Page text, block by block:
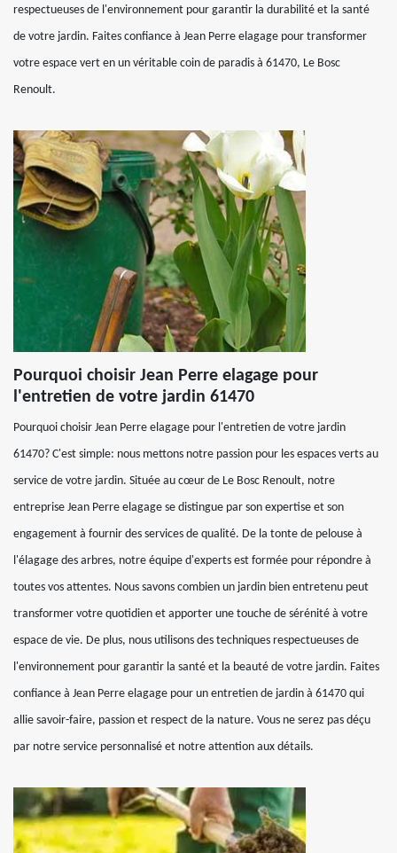
respectueuses de l'environnement pour garantir la durabilité et la santé
de votre jardin. Faites confiance à Jean Perre elagage pour transformer
votre espace vert en un véritable coin de paradis à 61470, Le Bosc
Renoult.
Pourquoi choisir Jean Perre elagage pour
l'entretien de votre jardin 61470
Pourquoi choisir Jean Perre elagage pour l'entretien de votre jardin
61470? C'est simple: nous mettons notre passion pour les espaces verts au
service de votre jardin. Située au cœur de Le Bosc Renoult, notre
entreprise Jean Perre elagage se distingue par son expertise et son
engagement à fournir des services de qualité. De la tonte de pelouse à
l'élagage des arbres, notre équipe d'experts est formée pour répondre à
toutes vos attentes. Nous savons combien un jardin bien entretenu peut
transformer votre quotidien et apporter une touche de sérénité à votre
espace de vie. De plus, nous utilisons des techniques respectueuses de
l'environnement pour garantir la santé et la beauté de votre jardin. Faites
confiance à Jean Perre elagage pour un entretien de jardin à 61470 qui
allie savoir-faire, passion et respect de la nature. Vous ne serez pas déçu
par notre service personnalisé et notre attention aux détails.